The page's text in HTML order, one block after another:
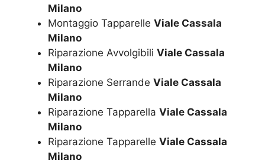
Milano
Montaggio Tapparelle Viale Cassala
Milano
Riparazione Avvolgibili Viale Cassala
Milano
Riparazione Serrande Viale Cassala
Milano
Riparazione Tapparella Viale Cassala
Milano
Riparazione Tapparelle Viale Cassala
Milano